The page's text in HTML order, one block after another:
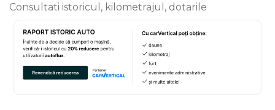
Consultati istoricul, kilometrajul, dotarile